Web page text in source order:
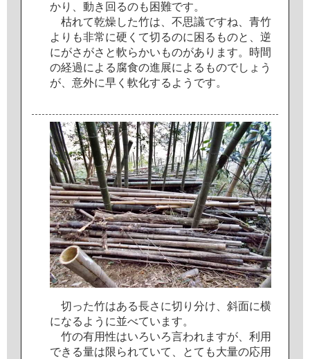
かり 動き 回 るのも 困難です。
枯れて乾燥 した竹は 不思議ですね 青竹
よ り も非常に硬 く て切 るのに 困 る ものと
逆
にがさ がさ と軟らかい ものがあ り ま す。 時間
の経過に よ る 腐食の進展に よ る ものでし ょ う
が
意外に早 く 軟化する よ う です。
切 った竹はある長さ に切 り 分け 斜面に横
になる よ う に並べてい ま す。
竹の有用性はいろいろ言われま すが 利 用
でき る量は限られていて と て も大量の応用